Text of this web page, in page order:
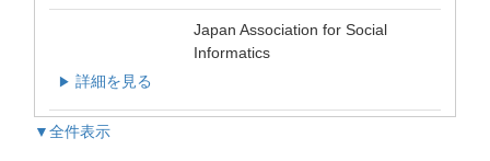
Japan Association for Social
Informatics
▶ 詳細を見る
▼全件表示